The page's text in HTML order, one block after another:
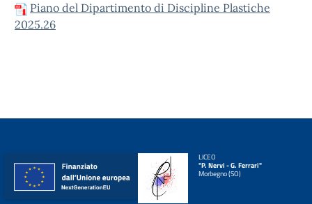
Piano del Dipartimento di Discipline Plastiche
2025.26
LICEO
"P. Nervi - G. Ferrari"
Morbegno (SO)